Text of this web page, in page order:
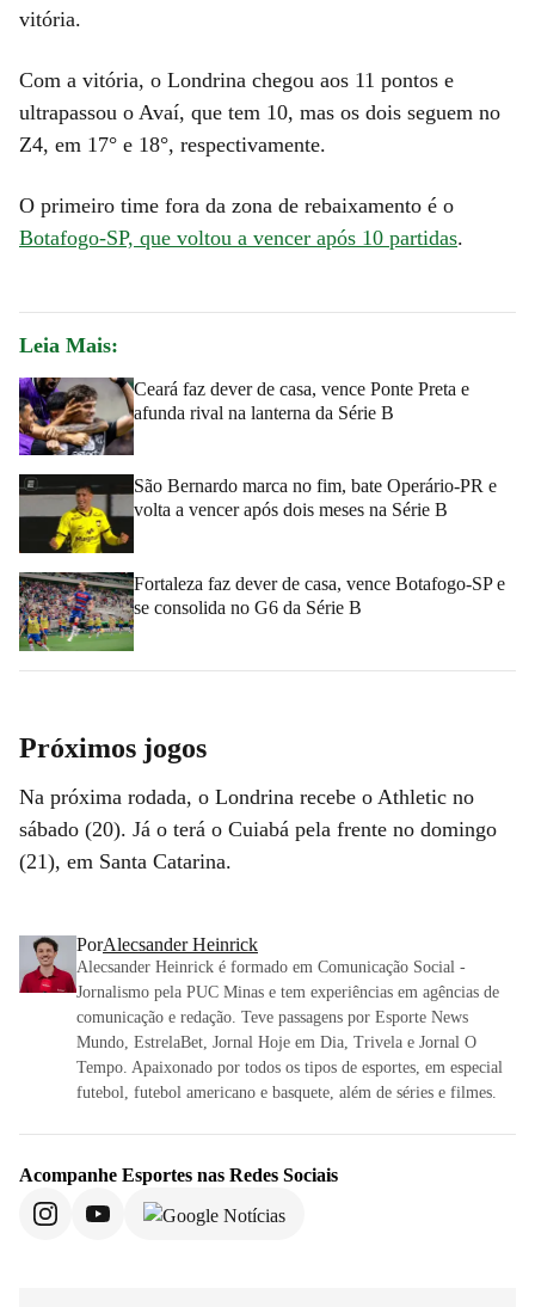
vitória.
Com a vitória, o Londrina chegou aos 11 pontos e
ultrapassou o Avaí, que tem 10, mas os dois seguem no
Z4, em 17° e 18°, respectivamente.
O primeiro time fora da zona de rebaixamento é o
Botafogo-SP, que voltou a vencer após 10 partidas.
Leia Mais:
Ceará faz dever de casa, vence Ponte Preta e
afunda rival na lanterna da Série B
São Bernardo marca no fim, bate Operário-PR e
volta a vencer após dois meses na Série B
Fortaleza faz dever de casa, vence Botafogo-SP e
se consolida no G6 da Série B
Próximos jogos
Na próxima rodada, o Londrina recebe o Athletic no
sábado (20). Já o terá o Cuiabá pela frente no domingo
(21), em Santa Catarina.
PorAlecsander Heinrick
Alecsander Heinrick é formado em Comunicação Social -
Jornalismo pela PUC Minas e tem experiências em agências de
comunicação e redação. Teve passagens por Esporte News
Mundo, EstrelaBet, Jornal Hoje em Dia, Trivela e Jornal O
Tempo. Apaixonado por todos os tipos de esportes, em especial
futebol, futebol americano e basquete, além de séries e filmes.
Acompanhe Esportes nas Redes Sociais